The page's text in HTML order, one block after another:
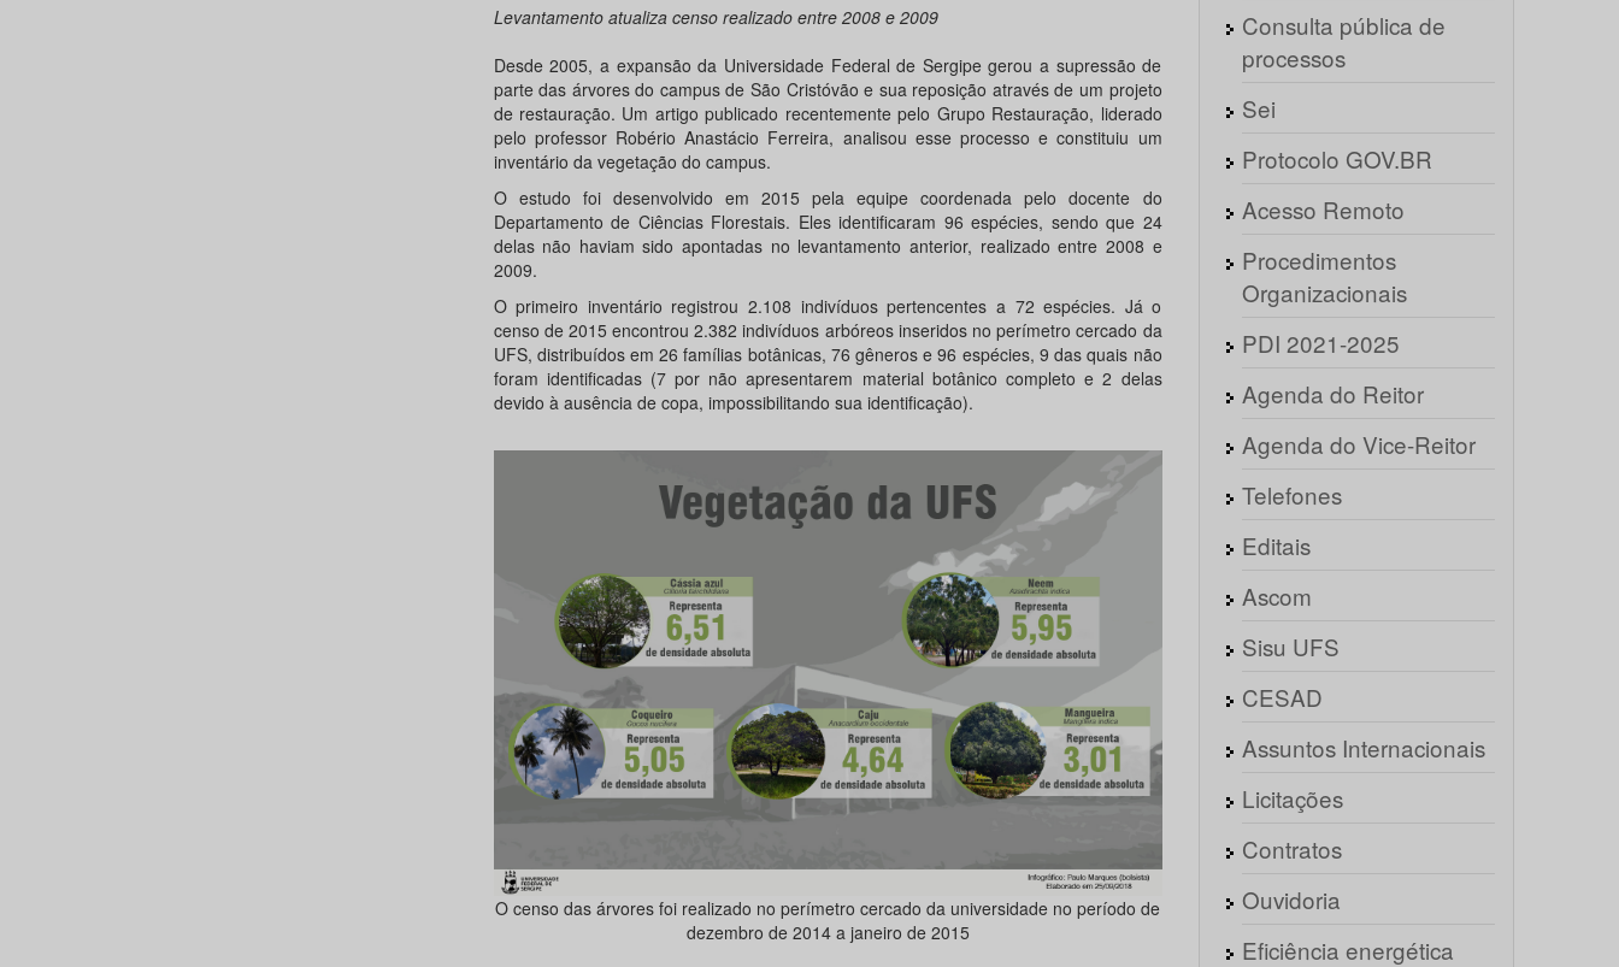
Levantamento atualiza censo realizado entre 2008 e 2009
Desde 2005, a expansão da Universidade Federal de Sergipe gerou a supressão de
parte das árvores do campus de São Cristóvão e sua reposição através de um projeto
de restauração. Um artigo publicado recentemente pelo Grupo Restauração, liderado
pelo professor Robério Anastácio Ferreira, analisou esse processo e constituiu um
inventário da vegetação do campus.
O estudo foi desenvolvido em 2015 pela equipe coordenada pelo docente do
Departamento de Ciências Florestais. Eles identificaram 96 espécies, sendo que 24
delas não haviam sido apontadas no levantamento anterior, realizado entre 2008 e
2009.
O primeiro inventário registrou 2.108 indivíduos pertencentes a 72 espécies. Já o
censo de 2015 encontrou 2.382 indivíduos arbóreos inseridos no perímetro cercado da
UFS, distribuídos em 26 famílias botânicas, 76 gêneros e 96 espécies, 9 das quais não
foram identificadas (7 por não apresentarem material botânico completo e 2 delas
devido à ausência de copa, impossibilitando sua identificação).
O censo das árvores foi realizado no perímetro cercado da universidade no período de
dezembro de 2014 a janeiro de 2015
Consulta pública de
processos
Sei
Protocolo GOV.BR
Acesso Remoto
Procedimentos
Organizacionais
PDI 2021-2025
Agenda do Reitor
Agenda do Vice-Reitor
Telefones
Editais
Ascom
Sisu UFS
CESAD
Assuntos Internacionais
Licitações
Contratos
Ouvidoria
Eficiência energética